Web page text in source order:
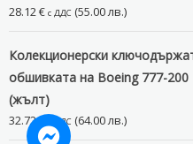
28.12€ с ДДС (55.00 лв.)
Колекционерски
обшивката на Boeing 777-200
(жълт)
32.72€ с ДДС (64.00 лв.)